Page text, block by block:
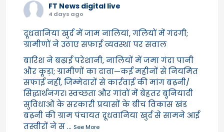
FT News digital live
4 days ago
दूधवानिया खुर्द में जाम नालियां, गलियों में गंदगी;
ग्रामीणों ने उठाए सफाई व्यवस्था पर सवाल
बारिश ने बढ़ाई परेशानी, नालियों में जमा गंदा पानी
और कूड़ा; ग्रामीणों का दावा—कई महीनों से नियमित
सफाई नहीं, जिम्मेदारों से कार्रवाई की मांग बढ़नी/
सिद्धार्थनगर। स्वच्छता और गांवों में बेहतर बुनियादी
सुविधाओं के सरकारी प्रयासों के बीच विकास खंड
बढ़नी की ग्राम पंचायत दूधवानिया खुर्द से सामने आई
तस्वीरों ने स... See More